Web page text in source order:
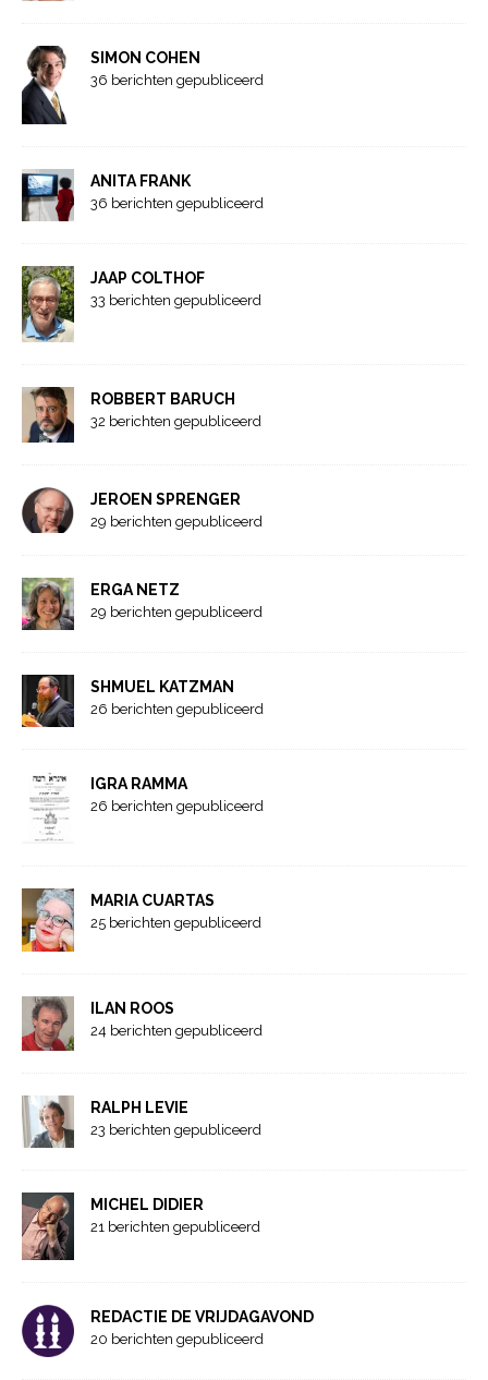
SIMON COHEN
36 berichten gepubliceerd
ANITA FRANK
36 berichten gepubliceerd
JAAP COLTHOF
33 berichten gepubliceerd
ROBBERT BARUCH
32 berichten gepubliceerd
JEROEN SPRENGER
29 berichten gepubliceerd
ERGA NETZ
29 berichten gepubliceerd
SHMUEL KATZMAN
26 berichten gepubliceerd
IGRA RAMMA
26 berichten gepubliceerd
MARIA CUARTAS
25 berichten gepubliceerd
ILAN ROOS
24 berichten gepubliceerd
RALPH LEVIE
23 berichten gepubliceerd
MICHEL DIDIER
21 berichten gepubliceerd
REDACTIE DE VRIJDAGAVOND
20 berichten gepubliceerd